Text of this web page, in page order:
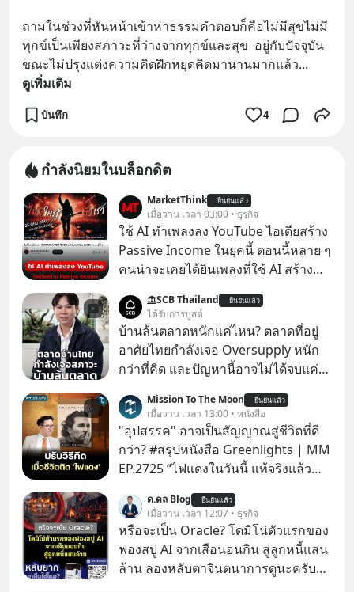
ถามในช่วงที่หันหน้าเข้าหาธรรมคำตอบก็คือไม่มีสุขไม่มี
ทุกข์เป็นเพียงสภาวะที่ว่างจากทุกข์และสุข  อยู่กับปัจจุบัน
ขณะไม่ปรุงแต่งความคิดฝึกหยุดคิดมานานมากแล้ว...
ดูเพิ่มเติม
บันทึก 4
กำลังนิยมในบล็อกดิต
MarketThink ยืนยันแล้ว
เมื่อวาน เวลา 03:00 • ธุรกิจ
ใช้ AI ทำเพลงลง YouTube ไอเดียสร้าง
Passive Income ในยุคนี้ ตอนนี้หลาย ๆ
คนน่าจะเคยได้ยินเพลงที่ใช้ AI สร้าง
รู้ตัวเรา” จากช่องชื่อว่า UNHEARD
MUSIC ที่ตอนนี้มียอดรับชมกว่า 26
ล้านครั้งแล้ว
SCB Thailand ยืนยันแล้ว
ได้รับการบูสต์
บ้านล้นตลาดหนักแค่ไหน? ตลาดที่อยู่
อาศัยไทยกำลังเจอ Oversupply หนัก
กว่าที่คิด และปัญหานี้อาจไม่ได้จบแค่
ล้นตลาด #เศรษฐกิจไทย #EICAround
#SCBThailand สามารถดูคลิปที่
youtube ประกอบได้ที่ link :
https://youtube.com/shorts/-
Mission To The Moon ยืนยันแล้ว
เมื่อวาน เวลา 13:00 • หนังสือ
"อุปสรรค" อาจเป็นสัญญาณสู่ชีวิตที่ดี
กว่า? #สรุปหนังสือ Greenlights | MM
EP.2725 “ไฟแดงในวันนี้ แท้จริงแล้ว
เปลี่ยนสี” McConaughey ดาราดาวรุ่ง
ในยุคหนึ่ง เคยปฏิเสธเงินค่าตัวหนังรอม
คอมที่สูงถึง 14.5 ล้านดอลลาร์ (หรือ
ราว 500 ล้านบาท) เพียงเพราะเขาไม่
อยากขังตัวเองไว้ในกล่องเดิมๆ ผลที่
ด.ดล Blog ยืนยันแล้ว
เมื่อวาน เวลา 12:07 • ธุรกิจ
หรือจะเป็น Oracle? โดมิโน่ตัวแรกของ
ฟองสบู่ AI จากเสือนอนกิน สู่ลูกหนี้แสน
ล้าน ลองหลับตาจินตนาการดูนะครับว่า